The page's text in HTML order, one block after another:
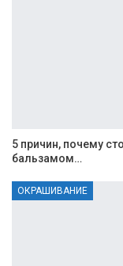
5 причин, почему
бальзамом…
ОКРАШИВАНИЕ